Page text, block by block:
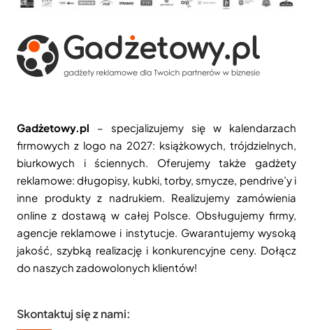
Gadżetowy.pl – specjalizujemy się w kalendarzach
firmowych z logo na 2027: książkowych, trójdzielnych,
biurkowych i ściennych. Oferujemy także gadżety
reklamowe: długopisy, kubki, torby, smycze, pendrive’y i
inne produkty z nadrukiem. Realizujemy zamówienia
online z dostawą w całej Polsce. Obsługujemy firmy,
agencje reklamowe i instytucje. Gwarantujemy wysoką
jakość, szybką realizację i konkurencyjne ceny. Dołącz
do naszych zadowolonych klientów!
Skontaktuj się z nami: